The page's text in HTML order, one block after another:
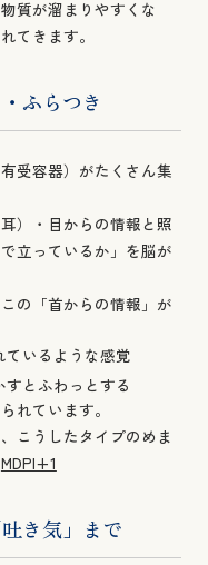
質が溜まりやすくな
てきます。
ふらつき
受容器）がたくさん集
）・目からの情報と照
立っているか」を脳が
の「首からの情報」が
いるような感覚
とふわっとする
れています。
こうしたタイプのめま
MDPI+1
き気」まで